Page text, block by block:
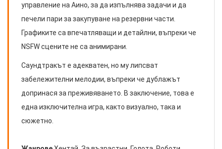
управление на Аино, за да изпълнява задачи и да
печели пари за закупуване на резервни части.
Графиките са впечатляващи и детайлни, въпреки че
NSFW сцените не са анимирани.
Саундтракът е адекватен, но му липсват
забележителни мелодии, въпреки че дублажът
допринася за преживяването. В заключение, това е
една изключителна игра, както визуално, така и
сюжетно.